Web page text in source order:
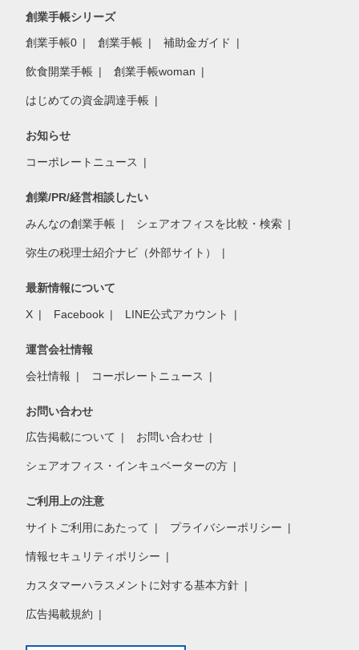
創業手帳シリーズ
創業手帳0 創業手帳 補助金ガイド
飲食開業手帳 創業手帳woman
はじめての資金調達手帳
お知らせ
コーポレートニュース
創業/PR/経営相談したい
みんなの創業手帳 シェアオフィスを比較・検索
弥生の税理士紹介ナビ（外部サイト）
最新情報について
X Facebook LINE公式アカウント
運営会社情報
会社情報 コーポレートニュース
お問い合わせ
広告掲載について お問い合わせ
シェアオフィス・インキュベーターの方
ご利用上の注意
サイトご利用にあたって プライバシーポリシー
情報セキュリティポリシー
カスタマーハラスメントに対する基本方針
広告掲載規約